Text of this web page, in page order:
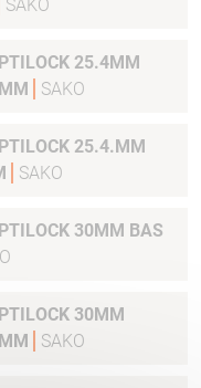
SAKO
SAKO
25.4.MM
SAKO
30MM BAS
30MM
SAKO